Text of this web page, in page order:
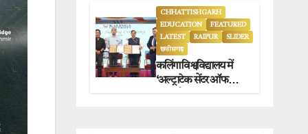
CHHATTISHGARH
EDUCATION
FEATURED
LATEST
RAIPUR
SLIDER
छत्तीसगढ़
कलिंगा विश्वविद्यालय में
‘अल्ट्राटेक सेंटर ऑफ